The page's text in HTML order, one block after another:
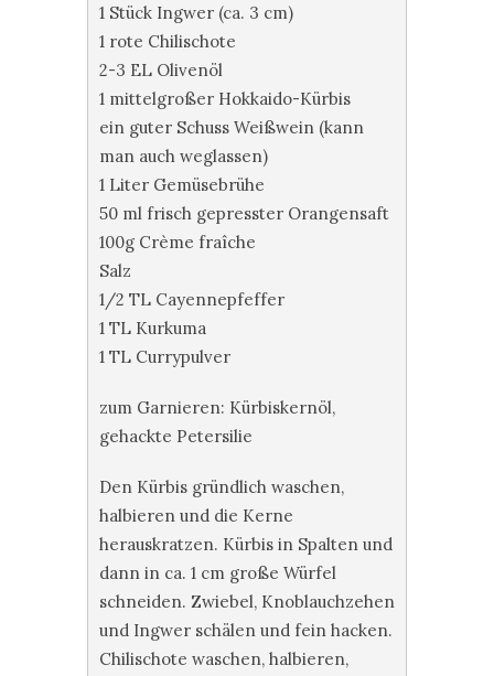
1 Stück Ingwer (ca. 3 cm)
1 rote Chilischote
2-3 EL Olivenöl
1 mittelgroßer Hokkaido-Kürbis
ein guter Schuss Weißwein (kann
man auch weglassen)
1 Liter Gemüsebrühe
50 ml frisch gepresster Orangensaft
100g Crème fraîche
Salz
1/2 TL Cayennepfeffer
1 TL Kurkuma
1 TL Currypulver
zum Garnieren: Kürbiskernöl,
gehackte Petersilie
Den Kürbis gründlich waschen,
halbieren und die Kerne
herauskratzen. Kürbis in Spalten und
dann in ca. 1 cm große Würfel
schneiden. Zwiebel, Knoblauchzehen
und Ingwer schälen und fein hacken.
Chilischote waschen, halbieren,